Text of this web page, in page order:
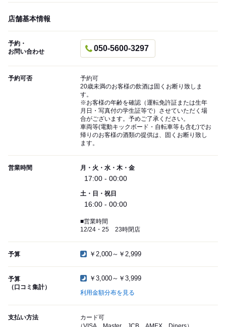
店舗基本情報
予約・
お問い合わせ
050-5600-3297
予約可否
予約可
20歳未満のお客様の飲酒は固くお断り致しま
す。
※お客様の年齢を確認（運転免許証または生年
月日・写真付の学生証等で）させていただく場
合がございます。予めご了承ください。
車両等(電動キックボード・自転車等も含む)でお
帰りのお客様の酒類の提供は、固くお断り致し
ます。
営業時間 月・火・水・木・金
17:00 - 00:00
土・日・祝日
16:00 - 00:00
■営業時間
12/24・25 23時閉店
予算 ￥2,000～￥2,999
予算
（口コミ集計）
￥3,000～￥3,999
利用金額分布を見る
支払い方法
カード可